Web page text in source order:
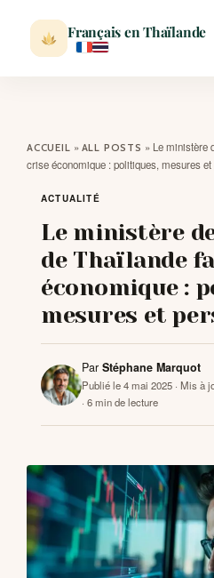
Français en Thaïlande
VISITER
MÉTÉO
EXPATRIATION
BLOG
ACCUEIL » ALL POSTS » Le ministère
crise économique : politiques, mesures
ACTUALITÉ
Le ministère
de Thaïlande
économique :
mesures et
Par Stéphane Marquot
Publié le 4 mai 2025 · Mis à
· 6 min de lecture